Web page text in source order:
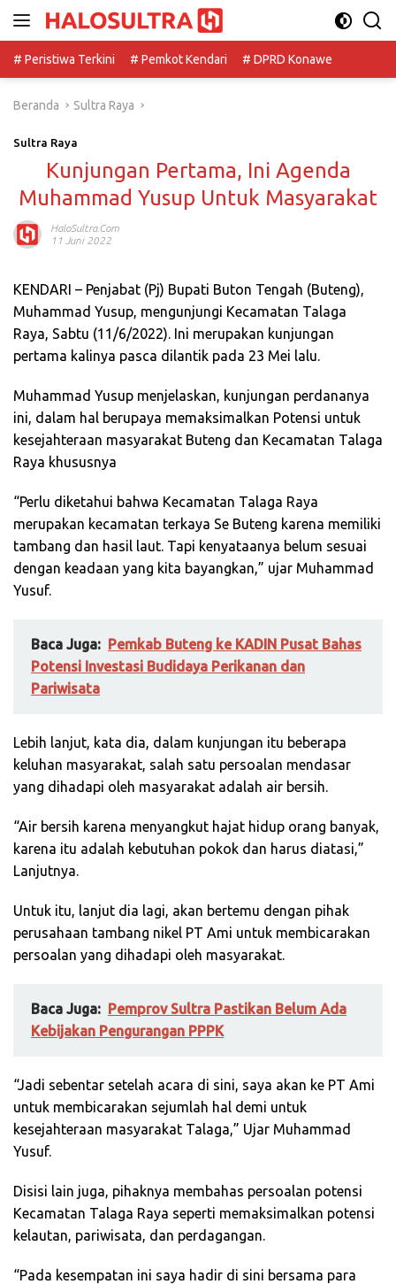
# Peristiwa Terkini
# Pemkot Kendari # DPRD Konawe
Beranda Sultra Raya
Sultra Raya
Kunjungan Pertama, Ini Agenda
Muhammad Yusup Untuk Masyarakat
HaloSultra.com
11 Juni 2022
KENDARI – Penjabat (Pj) Bupati Buton Tengah (Buteng),
Muhammad Yusup, mengunjungi Kecamatan Talaga
Raya, Sabtu (11/6/2022). Ini merupakan kunjungan
pertama kalinya pasca dilantik pada 23 Mei lalu.
Muhammad Yusup menjelaskan, kunjungan perdananya
ini, dalam hal berupaya memaksimalkan Potensi untuk
kesejahteraan masyarakat Buteng dan Kecamatan Talaga
Raya khususnya
“Perlu diketahui bahwa Kecamatan Talaga Raya
merupakan kecamatan terkaya Se Buteng karena memiliki
tambang dan hasil laut. Tapi kenyataanya belum sesuai
dengan keadaan yang kita bayangkan,” ujar Muhammad
Yusuf.
Baca Juga: Pemkab Buteng ke KADIN Pusat Bahas
Potensi Investasi Budidaya Perikanan dan
Pariwisata
Lebih lanjut, kata dia, dalam kunjungan itu beberapa
keluhan masyarakat, salah satu persoalan mendasar
yang dihadapi oleh masyarakat adalah air bersih.
“Air bersih karena menyangkut hajat hidup orang banyak,
karena itu adalah kebutuhan pokok dan harus diatasi,”
Lanjutnya.
Untuk itu, lanjut dia lagi, akan bertemu dengan pihak
perusahaan tambang nikel PT Ami untuk membicarakan
persoalan yang dihadapi oleh masyarakat.
Baca Juga: Pemprov Sultra Pastikan Belum Ada
Kebijakan Pengurangan PPPK
“Jadi sebentar setelah acara di sini, saya akan ke PT Ami
untuk membicarakan sejumlah hal demi untuk
kesejahteraan masyarakat Talaga,” Ujar Muhammad
Yusuf.
Disisi lain juga, pihaknya membahas persoalan potensi
Kecamatan Talaga Raya seperti memaksimalkan potensi
kelautan, pariwisata, dan perdagangan.
“Pada kesempatan ini saya hadir di sini bersama para